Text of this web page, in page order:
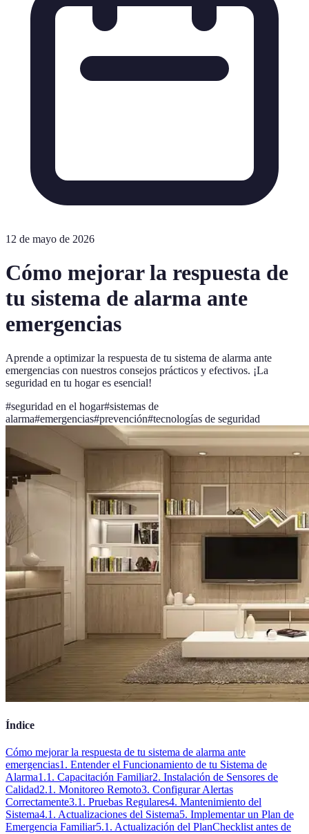
12 de mayo de 2026
Cómo mejorar la respuesta de
tu sistema de alarma ante
emergencias
Aprende a optimizar la respuesta de tu sistema de alarma ante
emergencias con nuestros consejos prácticos y efectivos. ¡La
seguridad en tu hogar es esencial!
#seguridad en el hogar#sistemas de
alarma#emergencias#prevención#tecnologías de seguridad
Índice
Cómo mejorar la respuesta de tu sistema de alarma ante
emergencias1. Entender el Funcionamiento de tu Sistema de
Alarma1.1. Capacitación Familiar2. Instalación de Sensores de
Calidad2.1. Monitoreo Remoto3. Configurar Alertas
Correctamente3.1. Pruebas Regulares4. Mantenimiento del
Sistema4.1. Actualizaciones del Sistema5. Implementar un Plan de
Emergencia Familiar5.1. Actualización del PlanChecklist antes de